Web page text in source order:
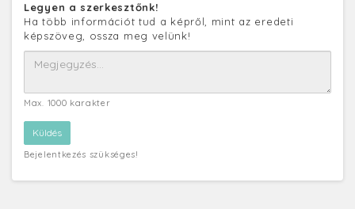
Legyen a szerkesztőnk!
Ha több információt tud a képről, mint az eredeti
képszöveg, ossza meg velünk!
Max. 1000 karakter
Bejelentkezés szükséges!